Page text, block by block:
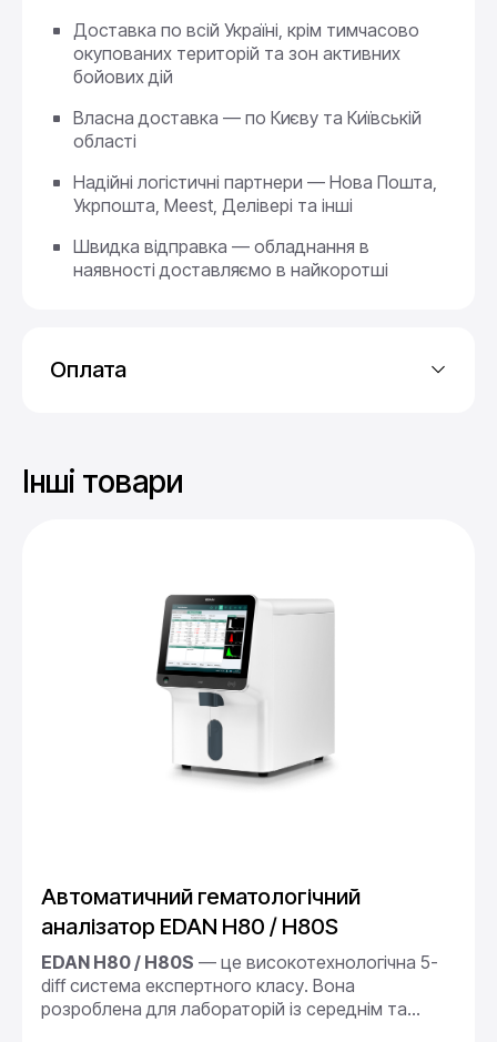
Доставка по всій Україні, крім тимчасово
окупованих територій та зон активних
бойових дій
Власна доставка — по Києву та Київській
області
Надійні логістичні партнери — Нова Пошта,
Укрпошта, Meest, Делівері та інші
Швидка відправка — обладнання в
наявності доставляємо в найкоротші
Оплата
Платежі частинами — від Monobank
(впроваджується)
Інші товари
Автоматичний гематологічний
аналізатор EDAN H80 / H80S
EDAN H80 / H80S — це високотехнологічна 5-
diff система експертного класу. Вона
розроблена для лабораторій із середнім та